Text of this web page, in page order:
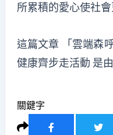
所累積的愛心使社
這篇文章
「雲端森
健康齊步走活動 是由
關鍵字